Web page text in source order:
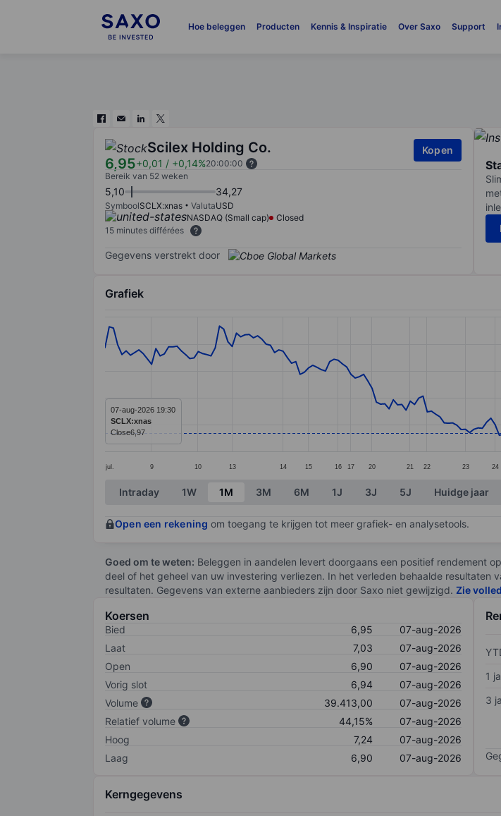
Hoe beleggen Producten Kennis & Inspiratie Over Saxo Support
Scilex Holding Co.
6,95+0,01 / +0,14%20:00:00
Kopen
Bereik van 52 weken
5,10 34,27
SymboolSCLX:xnas ValutaUSD
NASDAQ (Small cap)
Closed
15 minutes différées
Gegevens verstrekt door
Grafiek
Line chart with 171 data points.
The chart has 1 X axis displaying categories.
The chart has 1 Y axis displaying values. Data ranges from 6.42 to 10.14.
jul. 9 10 13 14 15 16 17 20 21 22 23 24
07-aug-2026 19:30
SCLX:xnas
Close6,97
End of interactive chart.
Intraday 1W 1M 3M 6M 1J 3J 5J Huidge jaar
Open een rekening om toegang te krijgen tot meer grafiek- en analysetools.
Goed om te weten: Beleggen in aandelen levert doorgaans een positief rendement
deel of het geheel van uw investering verliezen. In het verleden behaalde
resultaten. Gegevens van externe aanbieders zijn door Saxo niet gewijzigd. Zie
Koersen
Bied 6,95
07-aug-2026
Laat
7,03
07-aug-2026
Open
6,90
07-aug-2026
Vorig slot
6,94
07-aug-2026
Volume
39.413,00
07-aug-2026
Relatief volume
44,15%
07-aug-2026
Hoog
7,24
07-aug-2026
Laag
6,90 07-aug-2026
1
3
Kerngegevens